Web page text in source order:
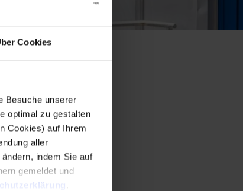
Cookies
Besuche unserer
optimal zu gestalten
Cookies) auf Ihrem
aller
indem Sie auf
gemeldet und